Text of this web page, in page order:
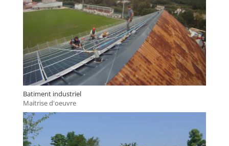
Batiment industriel
Maitrise d'oeuvre